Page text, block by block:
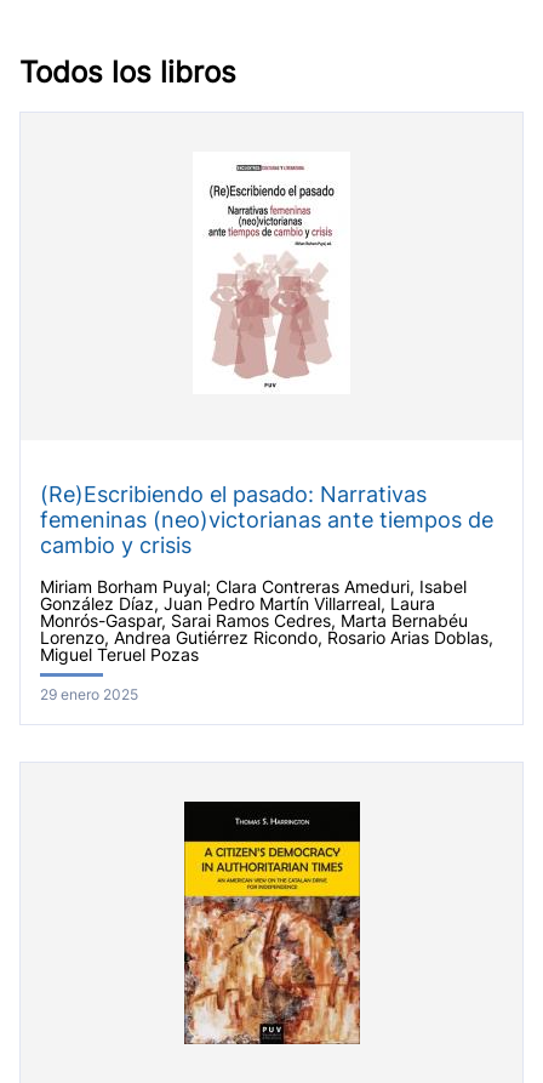
Todos los libros
(Re)Escribiendo el pasado: Narrativas
femeninas (neo)victorianas ante tiempos de
cambio y crisis
Miriam Borham Puyal; Clara Contreras Ameduri, Isabel
González Díaz, Juan Pedro Martín Villarreal, Laura
Monrós-Gaspar, Sarai Ramos Cedres, Marta Bernabéu
Lorenzo, Andrea Gutiérrez Ricondo, Rosario Arias Doblas,
Miguel Teruel Pozas
29 enero 2025